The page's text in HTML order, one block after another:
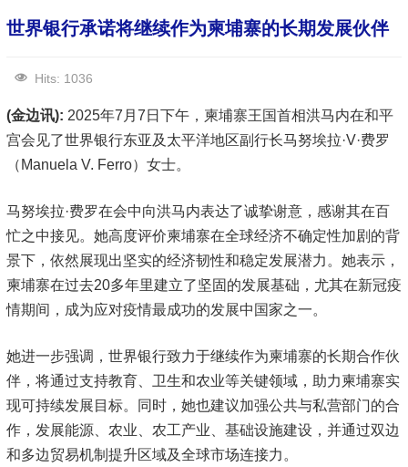
世界银行承诺将继续作为柬埔寨的长期发展伙伴
Hits: 1036
(金边讯): 2025年7月7日下午，柬埔寨王国首相洪马内在和平
宫会见了世界银行东亚及太平洋地区副行长马努埃拉·V·费罗
（Manuela V. Ferro）女士。
马努埃拉·费罗在会中向洪马内表达了诚挚谢意，感谢其在百
忙之中接见。她高度评价柬埔寨在全球经济不确定性加剧的背
景下，依然展现出坚实的经济韧性和稳定发展潜力。她表示，
柬埔寨在过去20多年里建立了坚固的发展基础，尤其在新冠疫
情期间，成为应对疫情最成功的发展中国家之一。
她进一步强调，世界银行致力于继续作为柬埔寨的长期合作伙
伴，将通过支持教育、卫生和农业等关键领域，助力柬埔寨实
现可持续发展目标。同时，她也建议加强公共与私营部门的合
作，发展能源、农业、农工产业、基础设施建设，并通过双边
和多边贸易机制提升区域及全球市场连接力。